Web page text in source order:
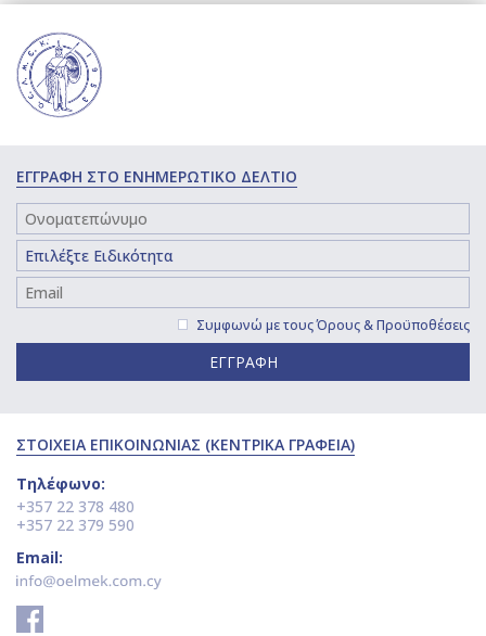
ΕΓΓΡΑΦΗ ΣΤΟ ΕΝΗΜΕΡΩΤΙΚΟ ΔΕΛΤΙΟ
Συμφωνώ με τουςΌρους & Προϋποθέσεις
ΕΓΓΡΑΦΗ
ΣΤΟΙΧΕΙΑ ΕΠΙΚΟΙΝΩΝΙΑΣ (ΚΕΝΤΡΙΚΑ ΓΡΑΦΕΙΑ)
Τηλέφωνο:
+357 22 378 480
+357 22 379 590
Email: